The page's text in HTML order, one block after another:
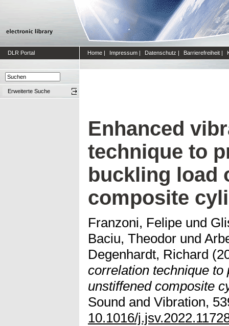
DLR Portal Home | Impressum | Datenschutz | Barrierefreiheit |
Erweiterte Suche
Enhanced
technique to
buckling load
composite
Franzoni, Felipe und
Baciu, Theodor und
Degenhardt, Richard
correlation technique
unstiffened composite
Sound and Vibration,
10.1016/